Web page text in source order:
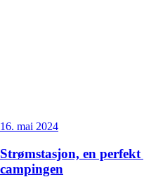
16. mai 2024
Strømstasjon, en
campingen